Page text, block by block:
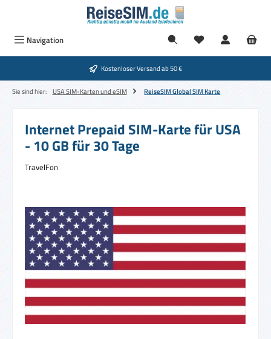
Zum Hauptinhalt springen
Navigation
Kostenloser Versand ab 50 €
Sie sind hier: USA SIM-Karten und eSIM ReiseSIM Global SIM Karte
Internet Prepaid SIM-Karte für USA
- 10 GB für 30 Tage
TravelFon